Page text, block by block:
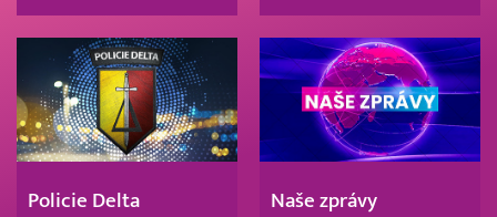
Policie Delta Naše zprávy